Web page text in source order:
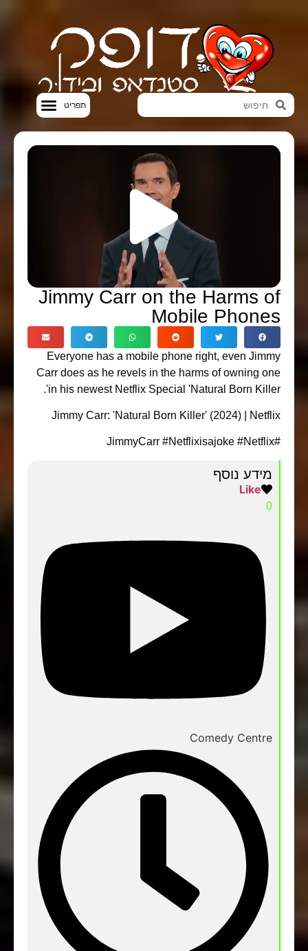
Jimmy Carr on the Harms of
Mobile Phones
Everyone has a mobile phone right, even Jimmy
Carr does as he revels in the harms of owning one
in his newest Netflix Special 'Natural Born Killer'.
Jimmy Carr: 'Natural Born Killer' (2024) | Netflix
#JimmyCarr #Netflixisajoke #Netflix
מידע נוסף
Like
0
Comedy Centre